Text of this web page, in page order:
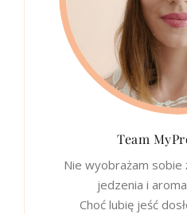
Team
Nie wyobrażam sobie
jedzenia i
Choć lubię jeść